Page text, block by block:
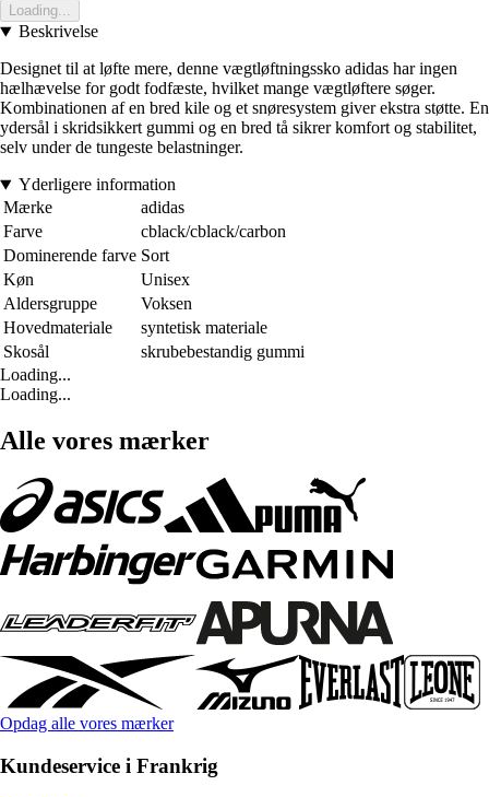
Loading...
Beskrivelse
Designet til at løfte mere, denne vægtløftningssko adidas har ingen
hælhævelse for godt fodfæste, hvilket mange vægtløftere søger.
Kombinationen af en bred kile og et snøresystem giver ekstra støtte. En
ydersål i skridsikkert gummi og en bred tå sikrer komfort og stabilitet,
selv under de tungeste belastninger.
Yderligere information
Mærke
adidas
Farve
cblack/cblack/carbon
Dominerende farve Sort
Køn
Unisex
Aldersgruppe
Voksen
Hovedmateriale
syntetisk materiale
Skosål
skrubebestandig gummi
Loading...
Loading...
Alle vores mærker
Opdag alle vores mærker
Kundeservice i Frankrig